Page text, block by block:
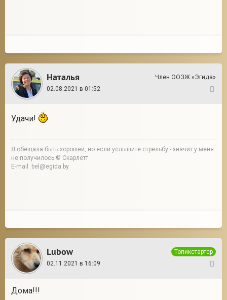
Наталья
Член ООЗЖ «Эгида»
02.08.2021 в 01:52
Удачи!
Я обещала быть хорошей, но если услышите стрельбу - значит у меня
не получилось © Скарлетт
E-mail: bel@egida.by
Lubow
Топикстартер
02.11.2021 в 16:09
Дома!!!